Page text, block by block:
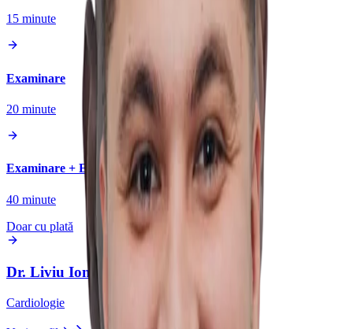
15 minute
Examinare
20 minute
Examinare + Ecocardiografie
40 minute
Doar cu plată
Dr. Liviu Ionuț
Cardiologie